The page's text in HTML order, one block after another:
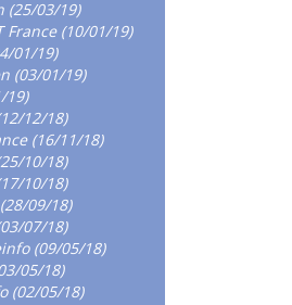
(25/03/19)
France (10/01/19)
01/19)
(03/01/19)
19)
12/18)
(16/11/18)
10/18)
10/18)
09/18)
07/18)
(09/05/18)
05/18)
(02/05/18)